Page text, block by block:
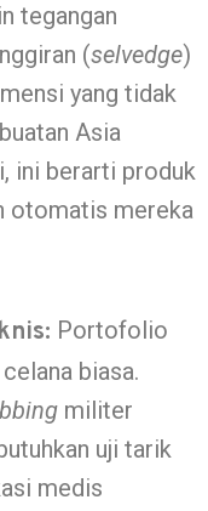
tegangan
(selvedge)
yang tidak
Asia
ini berarti produk
otomatis mereka
Portofolio
biasa.
militer
uji tarik
medis